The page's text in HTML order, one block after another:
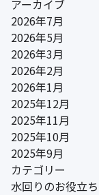
アーカイブ
2026年7月
2026年5月
2026年3月
2026年2月
2026年1月
2025年12月
2025年11月
2025年10月
2025年9月
カテゴリー
水回りのお役立